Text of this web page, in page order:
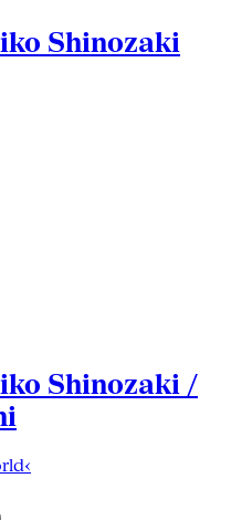
Shinozaki
Shinozaki /